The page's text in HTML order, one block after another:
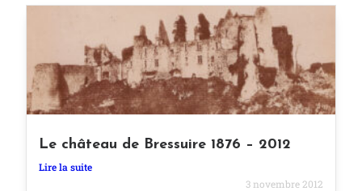
Le château de Bressuire 1876 – 2012
Lire la suite
3 novembre 2012